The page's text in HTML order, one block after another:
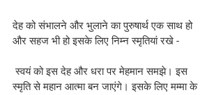
देह को संभालने और भुलाने का पुरुषार्थ एक साथ हो
और सहज भी हो इसके लिए निम्न स्मृतियां रखे -
स्वयं को इस देह और धरा पर मेहमान समझे। इस
स्मृति से महान आत्मा बन जाएंगे। इसके लिए मम्मा के